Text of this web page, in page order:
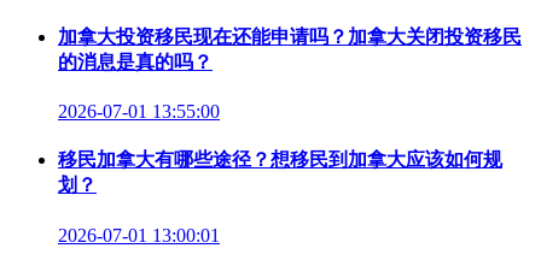
加拿大投资移民现在还能申请吗？加拿大关闭投资移民
的消息是真的吗？
2026-07-01 13:55:00
移民加拿大有哪些途径？想移民到加拿大应该如何规
划？
2026-07-01 13:00:01